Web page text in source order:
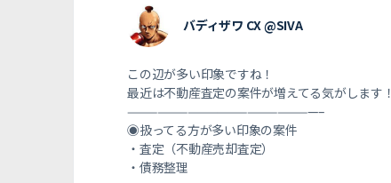
バディザワ CX @SIVA
この辺が多い印象ですね！
最近は不動産査定の案件が増えてる気がします！
———————————————————–
◉扱ってる方が多い印象の案件
・査定（不動産売却査定）
・債務整理